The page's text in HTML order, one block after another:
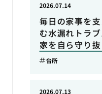
毎日の家事を
む水漏れトラ
家を自ら守り
2026.07.14
台所
2026.07.13